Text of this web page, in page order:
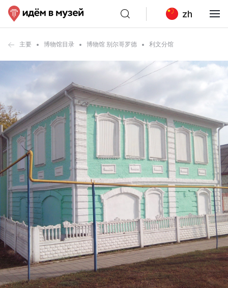
zh
主要 博物馆目录 博物馆 别尔哥罗德 利文分馆